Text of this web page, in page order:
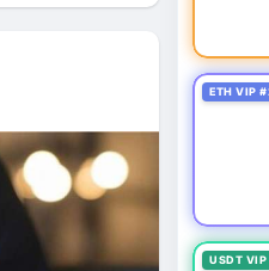
ETH VIP
USDT